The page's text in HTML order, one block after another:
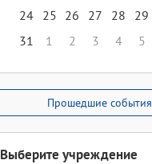
24 25 26 27 28 29
31
1 2 3 4 5
Прошедшие события
Выберите учреждение